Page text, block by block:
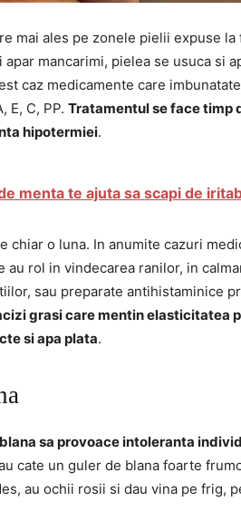
mai ales pe zonele pielii expuse
mancarimi, pielea se usuca si
caz medicamente care
E, C, PP. Tratamentul se face timp
hipotermiei.
menta te ajuta sa scapi de
chiar o luna. In anumite cazuri
au rol in vindecarea ranilor, in
sau preparate antihistaminice
grasi care mentin elasticitatea
si apa plata.
sa provoace intoleranta
cate un guler de blana foarte
au ochii rosii si dau vina pe frig,